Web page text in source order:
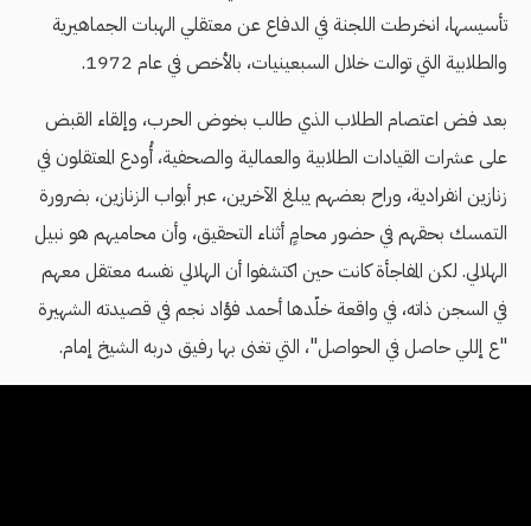
تأسيسها، انخرطت اللجنة في الدفاع عن معتقلي الهبات الجماهيرية
والطلابية التي توالت خلال السبعينيات، بالأخص في عام 1972.
بعد فض اعتصام الطلاب الذي طالب بخوض الحرب، وإلقاء القبض
على عشرات القيادات الطلابية والعمالية والصحفية، أُودع المعتقلون في
زنازين انفرادية، وراح بعضهم يبلغ الآخرين، عبر أبواب الزنازين، بضرورة
التمسك بحقهم في حضور محامٍ أثناء التحقيق، وأن محاميهم هو نبيل
الهلالي. لكن المفاجأة كانت حين اكتشفوا أن الهلالي نفسه معتقل معهم
في السجن ذاته، في واقعة خلّدها أحمد فؤاد نجم في قصيدته الشهيرة
"ع إللي حاصل في الحواصل"، التي تغنى بها رفيق دربه الشيخ إمام.